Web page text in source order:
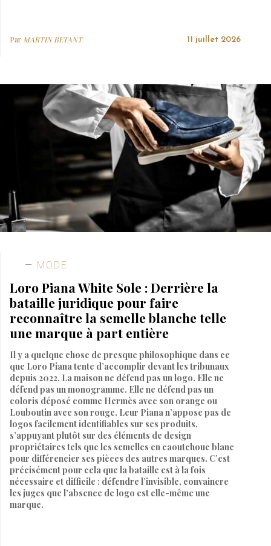
Par MARTIN BETANT 11 juillet 2026
MODE
Loro Piana White Sole : Derrière la
bataille juridique pour faire
reconnaître la semelle blanche telle
une marque à part entière
Il y a quelque chose de presque philosophique dans ce
que Loro Piana tente d’accomplir devant les tribunaux
depuis 2022. La maison ne défend pas un logo. Elle ne
défend pas un monogramme. Elle ne défend pas un
coloris déposé comme Hermès avec son orange ou
Louboutin avec son rouge. Leur Piana n’appose pas de
logos facilement identifiables sur ses produits,
s’appuyant plutôt sur des éléments de design
propriétaires tels que les semelles en caoutchouc blanc
pour différencier ses pièces des autres marques. C’est
précisément pour cela que la bataille est à la fois
nécessaire et difficile : défendre l’invisible, convaincre
les juges que l’absence de logo est elle-même une
marque.